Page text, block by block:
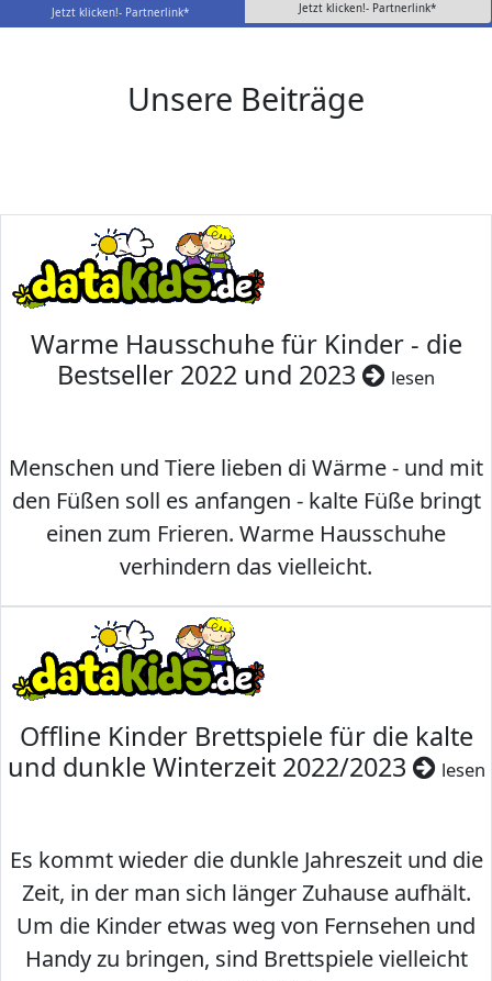
Jetzt klicken!- Partnerlink* Jetzt klicken!- Partnerlink*
Unsere Beiträge
Warme Hausschuhe für Kinder - die
Bestseller 2022 und 2023
lesen
Menschen und Tiere lieben di Wärme - und mit
den Füßen soll es anfangen - kalte Füße bringt
einen zum Frieren. Warme Hausschuhe
verhindern das vielleicht.
Offline Kinder Brettspiele für die kalte
und dunkle Winterzeit 2022/2023
lesen
Es kommt wieder die dunkle Jahreszeit und die
Zeit, in der man sich länger Zuhause aufhält.
Um die Kinder etwas weg von Fernsehen und
Handy zu bringen, sind Brettspiele vielleicht